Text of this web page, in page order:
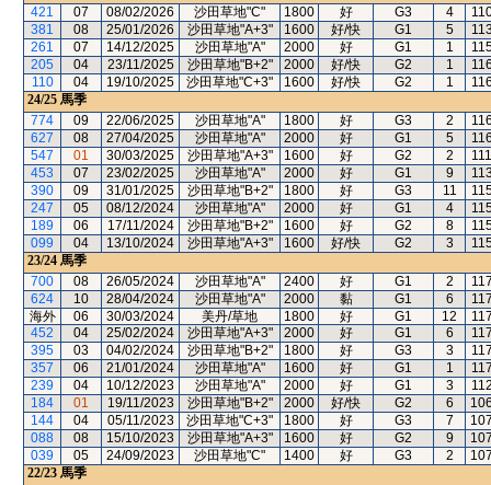
421
07 08/02/2026 沙田草地"C" 1800 好 G3 4
381
08 25/01/2026 沙田草地"A+3" 1600 好/快 G1 5
261
07 14/12/2025 沙田草地"A" 2000 好 G1 1
205
04 23/11/2025 沙田草地"B+2" 2000 好/快 G2 1
110
04 19/10/2025 沙田草地"C+3" 1600 好/快 G2 1
24/25 馬季
774
09 22/06/2025 沙田草地"A" 1800 好 G3 2
627
08 27/04/2025 沙田草地"A" 2000 好 G1 5
547
01 30/03/2025 沙田草地"A+3" 1600 好 G2 2
111
453
07 23/02/2025 沙田草地"A" 2000 好 G1 9
390
09 31/01/2025 沙田草地"B+2" 1800 好 G3 11
247
05 08/12/2024 沙田草地"A" 2000 好 G1 4
189
06 17/11/2024 沙田草地"B+2" 1600 好 G2 8
099
04 13/10/2024 沙田草地"A+3" 1600 好/快 G2 3
23/24 馬季
700
08 26/05/2024 沙田草地"A" 2400 好 G1 2
624
10 28/04/2024 沙田草地"A" 2000 黏 G1 6
海外
06 30/03/2024 美丹/草地 1800 好 G1 12
452
04 25/02/2024 沙田草地"A+3" 2000 好 G1 6
395
03 04/02/2024 沙田草地"B+2" 1800 好 G3 3
357
06 21/01/2024 沙田草地"A" 1600 好 G1 1
239
04 10/12/2023 沙田草地"A" 2000 好 G1 3
184
01 19/11/2023 沙田草地"B+2" 2000 好/快 G2 6
144
04 05/11/2023 沙田草地"C+3" 1800 好 G3 7
088
08 15/10/2023 沙田草地"A+3" 1600 好 G2 9
039
05 24/09/2023 沙田草地"C" 1400 好 G3 2
22/23 馬季